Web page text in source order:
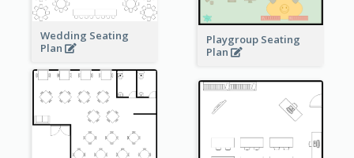
Playgroup Seating
Plan
Wedding Seating
Plan